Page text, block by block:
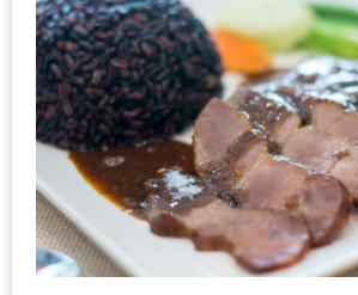
ประกาศ
ผล
ผู้
โชค
ดี
กับ
อ้วน